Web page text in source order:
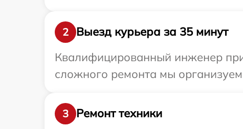
2
Выезд курьера за 35 минут
Квалифицированный инженер
сложного ремонта мы
3
Ремонт техники